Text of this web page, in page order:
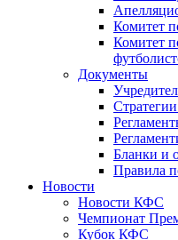
Комитет
Комитет
Документы
Бланки и
Правила
Новости
Новости КФС
Чемпионат
Кубок КФС